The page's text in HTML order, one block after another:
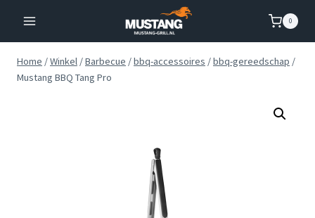
inhoud
0
Home /Winkel /Barbecue /bbq-accessoires /bbq-gereedschap /
Mustang BBQ Tang Pro